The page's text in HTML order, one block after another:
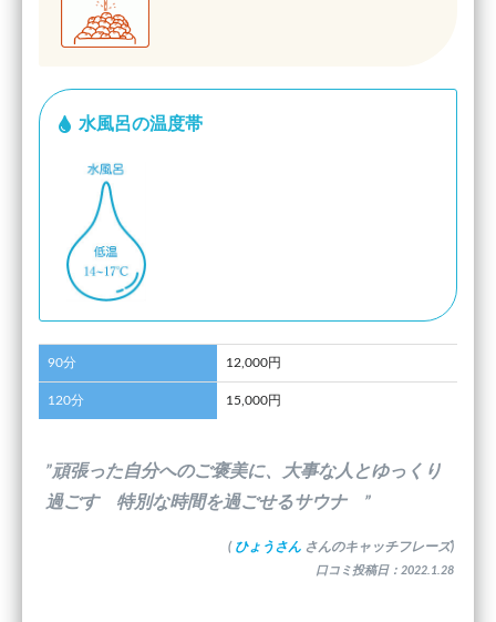
水風呂の温度帯
90分 12,000円
120分 15,000円
”頑張った自分へのご褒美に、大事な人とゆっくり
過ごす 特別な時間を過ごせるサウナ ”
( ひょうさん さんのキャッチフレーズ)
口コミ投稿日：2022.1.28